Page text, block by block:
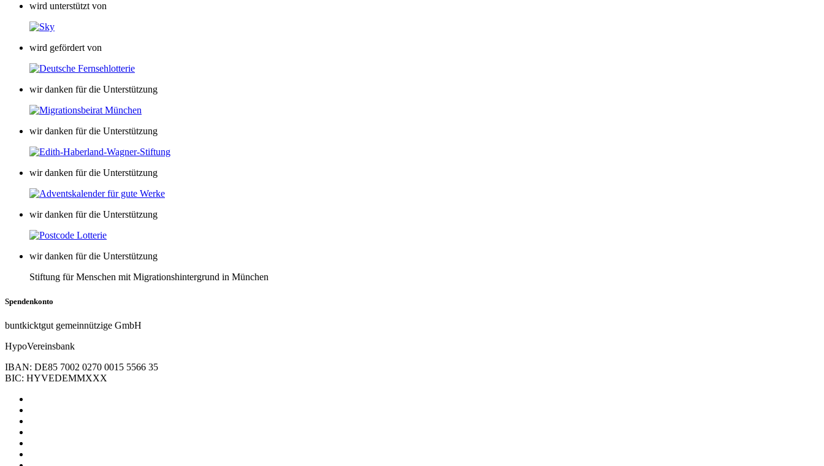
wird unterstützt von
wird gefördert von
wir danken für die Unterstützung
wir danken für die Unterstützung
wir danken für die Unterstützung
wir danken für die Unterstützung
wir danken für die Unterstützung
Stiftung für Menschen mit Migrationshintergrund in München
Spendenkonto
buntkicktgut gemeinnützige GmbH
HypoVereinsbank
IBAN: DE85 7002 0270 0015 5566 35
BIC: HYVEDEMMXXX